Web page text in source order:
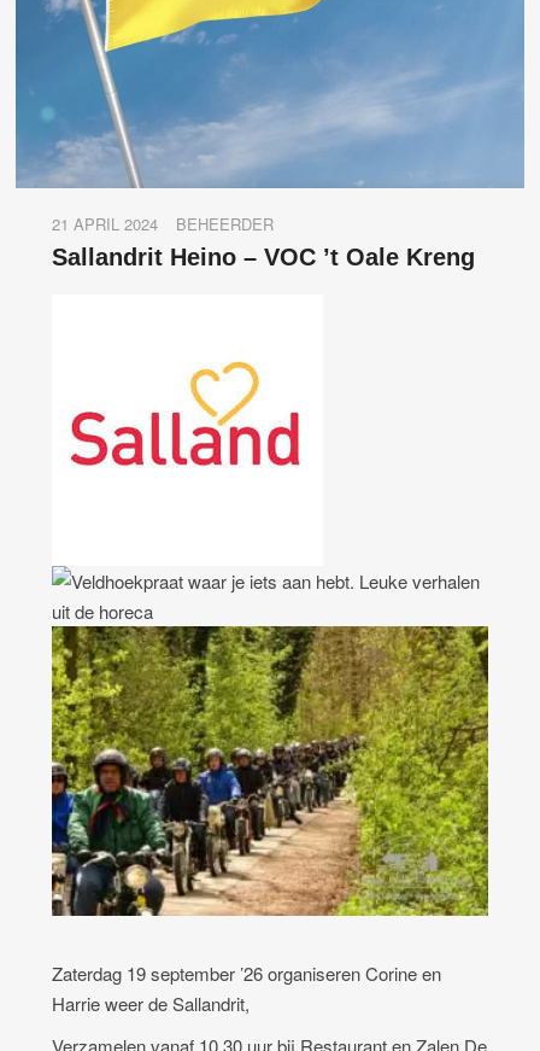
21 APRIL 2024 BEHEERDER
Sallandrit Heino – VOC ’t Oale Kreng
Zaterdag 19 september ’26 organiseren Corine en
Harrie weer de Sallandrit,
Verzamelen vanaf 10.30 uur bij Restaurant en Zalen De